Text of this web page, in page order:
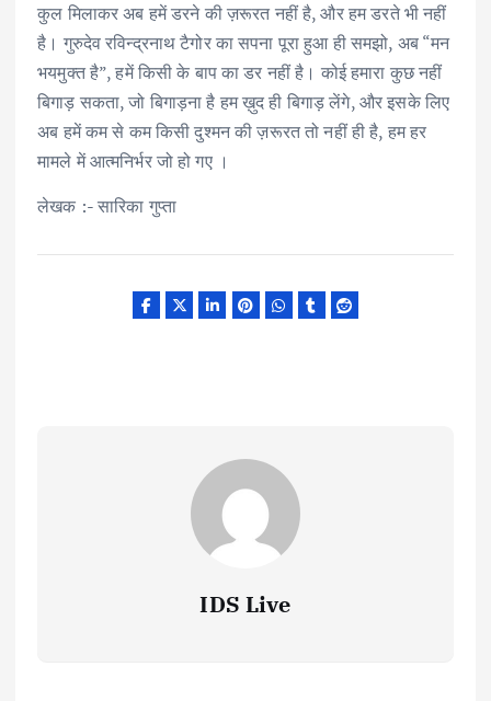
कुल मिलाकर अब हमें डरने की ज़रूरत नहीं है, और हम डरते भी नहीं
है। गुरुदेव रविन्द्रनाथ टैगोर का सपना पूरा हुआ ही समझो, अब “मन
भयमुक्त है”, हमें किसी के बाप का डर नहीं है। कोई हमारा कुछ नहीं
बिगाड़ सकता, जो बिगाड़ना है हम ख़ुद ही बिगाड़ लेंगे, और इसके लिए
अब हमें कम से कम किसी दुश्मन की ज़रूरत तो नहीं ही है, हम हर
मामले में आत्मनिर्भर जो हो गए ।
लेखक :- सारिका गुप्ता
IDS Live